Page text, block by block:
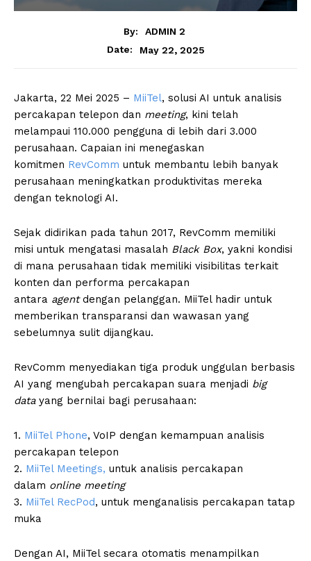
By:
ADMIN 2
Date:
May 22, 2025
Jakarta, 22 Mei 2025 – MiiTel, solusi AI untuk analisis
percakapan telepon dan meeting, kini telah
melampaui 110.000 pengguna di lebih dari 3.000
perusahaan. Capaian ini menegaskan
komitmen RevComm untuk membantu lebih banyak
perusahaan meningkatkan produktivitas mereka
dengan teknologi AI.
Sejak didirikan pada tahun 2017, RevComm memiliki
misi untuk mengatasi masalah Black Box, yakni kondisi
di mana perusahaan tidak memiliki visibilitas terkait
konten dan performa percakapan
antara agentdengan pelanggan. MiiTel hadir untuk
memberikan transparansi dan wawasan yang
sebelumnya sulit dijangkau.
RevComm menyediakan tiga produk unggulan berbasis
AI yang mengubah percakapan suara menjadi big
datayang bernilai bagi perusahaan:
1. MiiTel Phone, VoIP dengan kemampuan analisis
percakapan telepon
2. MiiTel Meetings, untuk analisis percakapan
dalam online meeting
3. MiiTel RecPod, untuk menganalisis percakapan tatap
muka
Dengan AI, MiiTel secara otomatis menampilkan